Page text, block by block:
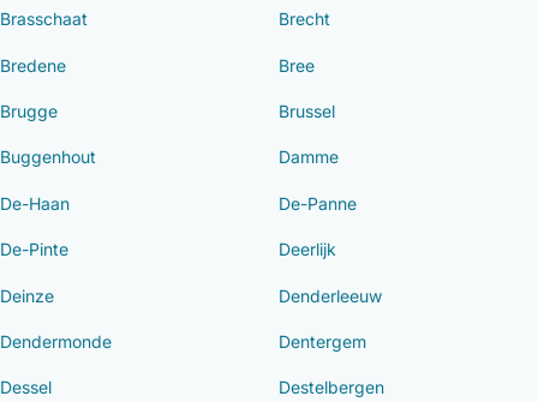
Brasschaat Brecht
Bredene Bree
Brugge Brussel
Buggenhout Damme
De-Haan De-Panne
De-Pinte Deerlijk
Deinze Denderleeuw
Dendermonde Dentergem
Dessel Destelbergen